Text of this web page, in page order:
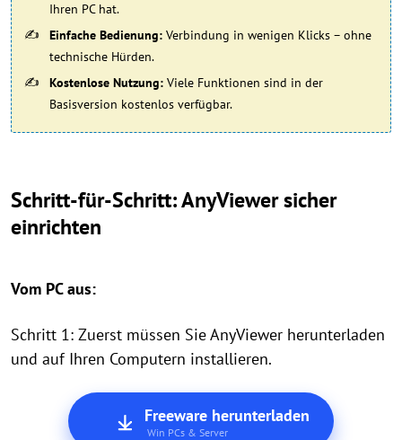
Ihren PC hat.
Einfache Bedienung: Verbindung in wenigen Klicks – ohne
technische Hürden.
Kostenlose Nutzung: Viele Funktionen sind in der
Basisversion kostenlos verfügbar.
Schritt-für-Schritt: AnyViewer sicher
einrichten
Vom PC aus:
Schritt 1: Zuerst müssen Sie AnyViewer herunterladen
und auf Ihren Computern installieren.
Freeware herunterladen
Win PCs & Server